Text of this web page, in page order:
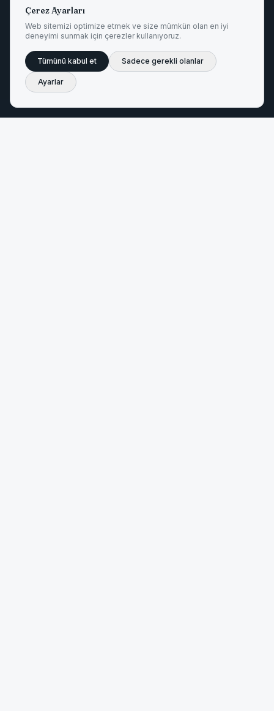
Danışmanlık talep et Sistemi anla
Çerez Ayarları
Web sitemizi optimize etmek ve size mümkün olan en iyi
deneyimi sunmak için çerezler kullanıyoruz.
Tümünü kabul et Sadece gerekli olanlar
Ayarlar